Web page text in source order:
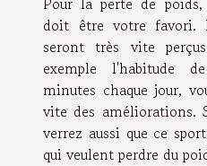
doit être votre favori.
seront très vite
exemple l'habitude
minutes chaque jour,
vite des améliorations.
verrez aussi que ce
qui veulent perdre du